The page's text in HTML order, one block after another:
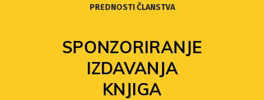
PREDNOSTI ČLANSTVA
SPONZORIRANJE
IZDAVANJA
KNJIGA